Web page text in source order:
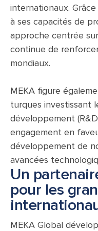
internationaux.
à ses capacités de
approche centrée
continue de
mondiaux.
MEKA figure
turques investissant
développement
engagement en
développement de
avancées
Un
pour les
MEKA Global